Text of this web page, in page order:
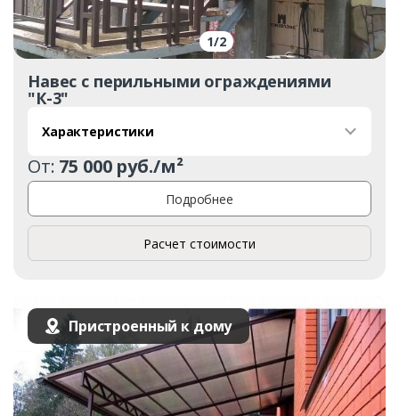
1/2
Навес с перильными ограждениями
"К-3"
Характеристики
От: 75 000 руб./м²
Подробнее
Расчет стоимости
Пристроенный к дому